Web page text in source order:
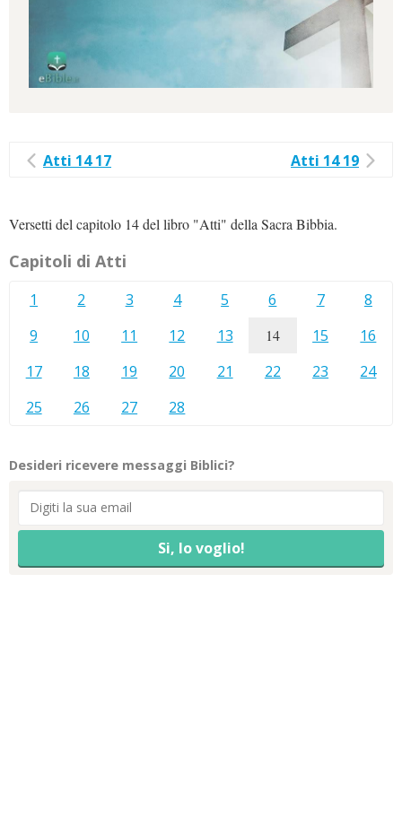
Atti 14 17 Atti 14 19
Versetti del capitolo 14 del libro "Atti" della Sacra Bibbia.
Capitoli di Atti
1 2 3 4 5 6 7
8
9
10 11 12 13 14 15
16
17
18 19 20 21 22 23
24
25
26 27 28
Desideri ricevere messaggi Biblici?